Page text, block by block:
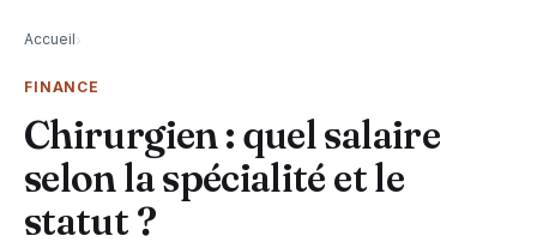
Accueil›
FINANCE
Chirurgien : quel salaire
selon la spécialité et le
statut ?